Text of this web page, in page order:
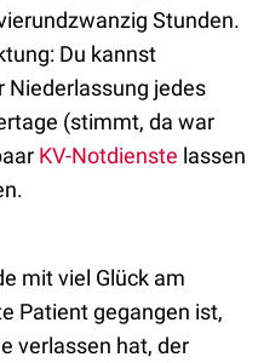
Stunden.
Du kannst
Niederlassung jedes
(stimmt, da war
KV-Notdienste lassen
mit viel Glück am
Patient gegangen ist,
verlassen hat, der